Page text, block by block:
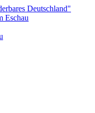
Deutschland"
Eschau